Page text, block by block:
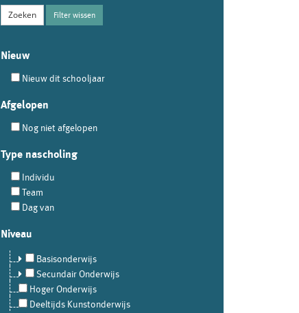
Filter wissen
Nieuw
Nieuw dit schooljaar
Afgelopen
Nog niet afgelopen
Type nascholing
Individu
Team
Dag van
Niveau
Basisonderwijs
Secundair Onderwijs
Hoger Onderwijs
Deeltijds Kunstonderwijs